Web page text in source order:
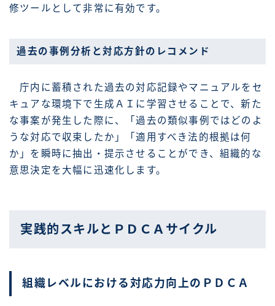
修ツールとして非常に有効です。
過去の事例分析と対応方針のレコメンド
庁内に蓄積された過去の対応記録やマニュアルをセ
キュアな環境下で生成ＡＩに学習させることで、新た
な事案が発生した際に、「過去の類似事例ではどのよ
うな対応で収束したか」「適用すべき法的根拠は何
か」を瞬時に抽出・提示させることができ、組織的な
意思決定を大幅に迅速化します。
実践的スキルとＰＤＣＡサイクル
組織レベルにおける対応力向上のＰＤＣＡ